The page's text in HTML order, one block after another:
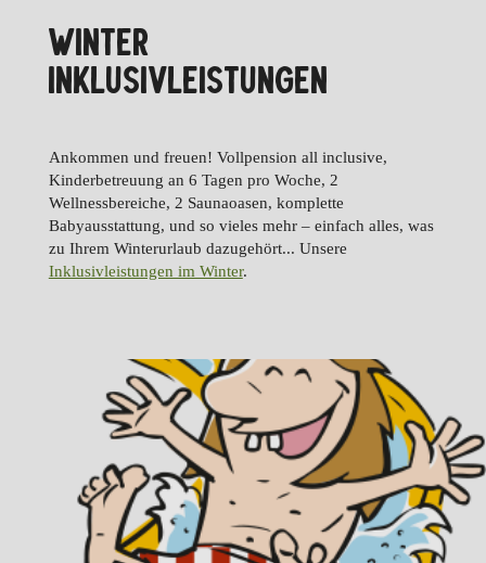
WINTER
INKLUSIVLEISTUNGEN
Ankommen und freuen! Vollpension all inclusive,
Kinderbetreuung an 6 Tagen pro Woche, 2
Wellnessbereiche, 2 Saunaoasen, komplette
Babyausstattung, und so vieles mehr – einfach alles, was
zu Ihrem Winterurlaub dazugehört... Unsere
Inklusivleistungen im Winter.